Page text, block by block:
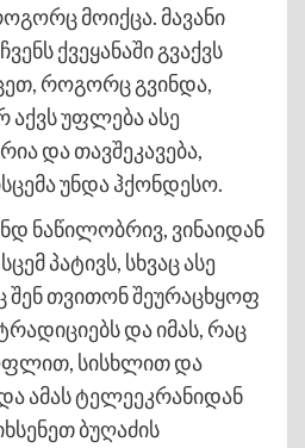
მოიქცა. მავანი
ქვეყანაში გვაქვს
როგორც გვინდა,
აქვს უფლება ასე
და თავშეკავება,
უნდა ჰქონდესო.
ნაწილობრივ, ვინაიდან
პატივს, სხვაც ასე
შენ თვითონ შეურაცხყოფ
და იმას, რაც
ოფლით, სისხლით და
ამას ტელეეკრანიდან
ბუღაძის